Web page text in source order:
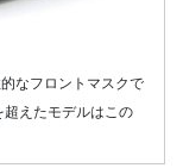
なフロントマスクで
えたモデルはこの